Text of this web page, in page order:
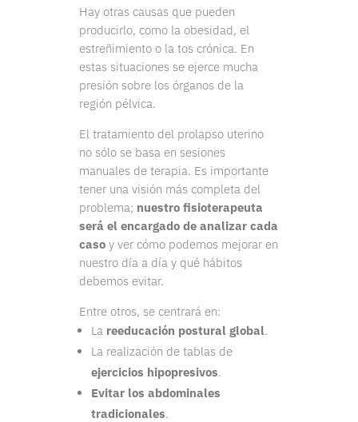
Hay otras causas que pueden
producirlo, como la obesidad, el
estreñimiento o la tos crónica. En
estas situaciones se ejerce mucha
presión sobre los órganos de la
región pélvica.
El tratamiento del prolapso uterino
no sólo se basa en sesiones
manuales de terapia. Es importante
tener una visión más completa del
problema; nuestro fisioterapeuta
será el encargado de analizar cada
casoy ver cómo podemos mejorar en
nuestro día a día y qué hábitos
debemos evitar.
Entre otros, se centrará en:
La reeducación postural global.
La realización de tablas de
ejercicios hipopresivos.
Evitar los abdominales
tradicionales.